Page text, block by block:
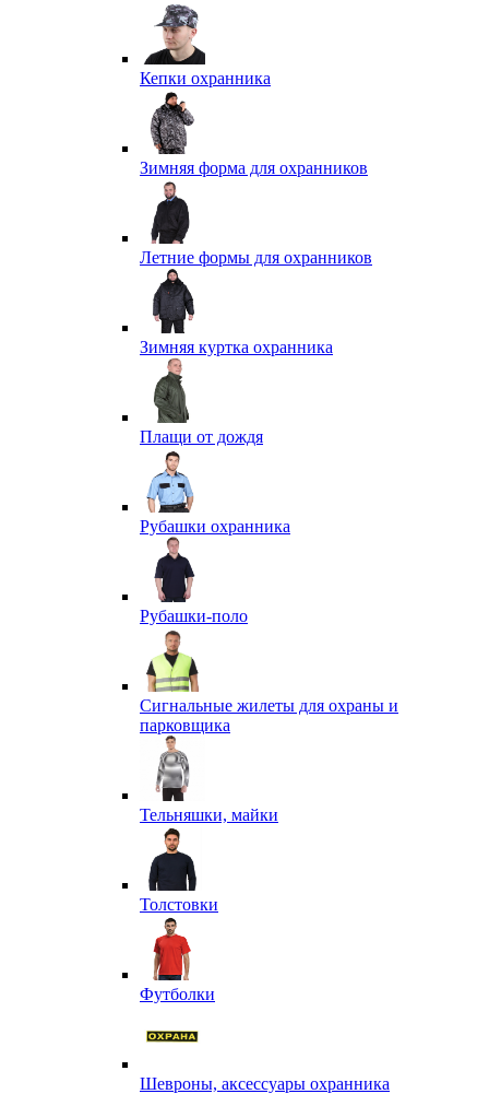
Кепки охранника
Зимняя форма для охранников
Летние формы для охранников
Зимняя куртка охранника
Плащи от дождя
Рубашки охранника
Рубашки-поло
Сигнальные жилеты для охраны и
парковщика
Тельняшки, майки
Толстовки
Футболки
Шевроны, аксессуары охранника